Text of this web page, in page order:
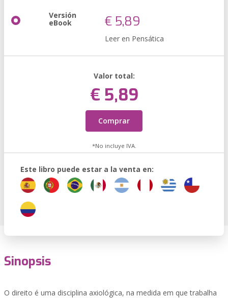
Versión
eBook € 5,89
Leer en Pensática
Valor total:
€ 5,89
Comprar
*No incluye IVA.
Este libro puede estar a la venta en:
Sinopsis
O direito é uma disciplina axiológica, na medida em que trabalha